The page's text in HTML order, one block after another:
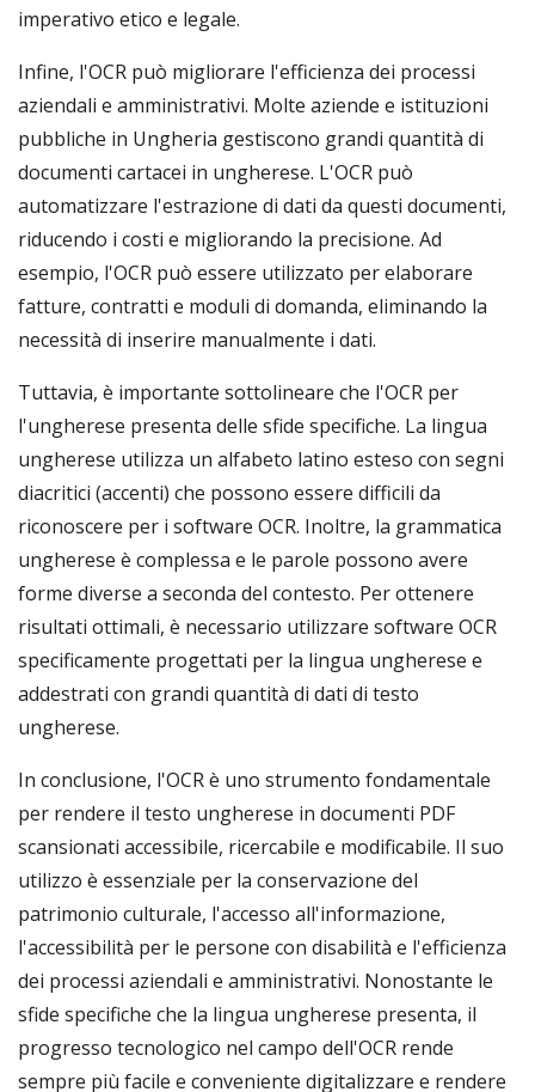
imperativo etico e legale.
Infine, l'OCR può migliorare l'efficienza dei processi
aziendali e amministrativi. Molte aziende e istituzioni
pubbliche in Ungheria gestiscono grandi quantità di
documenti cartacei in ungherese. L'OCR può
automatizzare l'estrazione di dati da questi documenti,
riducendo i costi e migliorando la precisione. Ad
esempio, l'OCR può essere utilizzato per elaborare
fatture, contratti e moduli di domanda, eliminando la
necessità di inserire manualmente i dati.
Tuttavia, è importante sottolineare che l'OCR per
l'ungherese presenta delle sfide specifiche. La lingua
ungherese utilizza un alfabeto latino esteso con segni
diacritici (accenti) che possono essere difficili da
riconoscere per i software OCR. Inoltre, la grammatica
ungherese è complessa e le parole possono avere
forme diverse a seconda del contesto. Per ottenere
risultati ottimali, è necessario utilizzare software OCR
specificamente progettati per la lingua ungherese e
addestrati con grandi quantità di dati di testo
ungherese.
In conclusione, l'OCR è uno strumento fondamentale
per rendere il testo ungherese in documenti PDF
scansionati accessibile, ricercabile e modificabile. Il suo
utilizzo è essenziale per la conservazione del
patrimonio culturale, l'accesso all'informazione,
l'accessibilità per le persone con disabilità e l'efficienza
dei processi aziendali e amministrativi. Nonostante le
sfide specifiche che la lingua ungherese presenta, il
progresso tecnologico nel campo dell'OCR rende
sempre più facile e conveniente digitalizzare e rendere